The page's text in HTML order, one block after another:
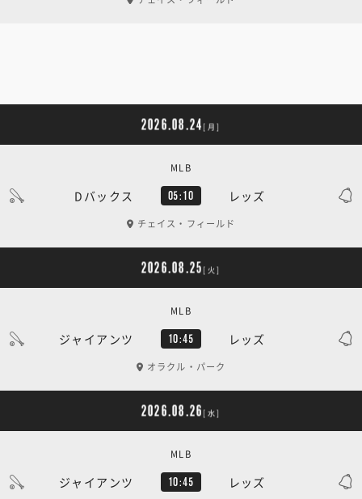
2026.08.24 [月]
Dバックス 05:10 レッズ
MLB
チェイス・フィールド
2026.08.25 [火]
ジャイアンツ 10:45 レッズ
MLB
オラクル・パーク
2026.08.26 [水]
ジャイアンツ 10:45 レッズ
MLB